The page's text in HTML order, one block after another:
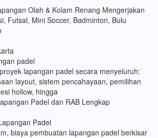
Olah & Kolam Renang Mengerjakan
Futsal, Mini Soccer, Badminton, Bulu
padel
lapangan padel secara menyeluruh:
layout, sistem pencahayaan, pemilihan
hollow, hingga
Padel dan RAB Lengkap
Padel
biaya pembuatan lapangan padel berkisar